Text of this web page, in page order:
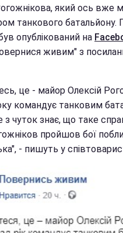
який ось вже
танкового батальйону.
опублікований на
живим" з
це - майор Олексій
командує танковим
з чуток знає, що таке
пройшов бої
- пишуть у